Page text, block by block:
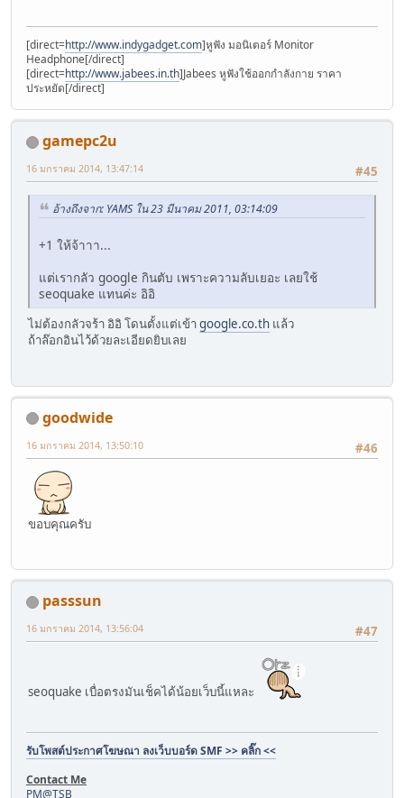
[direct=http://www.indygadget.com]หูฟัง มอนิเตอร์ Monitor
Headphone[/direct]
[direct=http://www.jabees.in.th]Jabees หูฟังใช้ออกกำลังกาย ราคา
ประหยัด[/direct]
gamepc2u
#45
16 มกราคม 2014, 13:47:14
อ้างถึงจาก: YAMS ใน 23 มีนาคม 2011, 03:14:09
+1 ให้จ้าาา...
แต่เรากลัว google กินตับ เพราะความลับเยอะ เลยใช้
seoquake แทนค่ะ อิอิ
ไม่ต้องกลัวจร้า อิอิ โดนตั้งแต่เข้าgoogle.co.th แล้ว
ถ้าล๊อกอินไว้ด้วยละเอียดยิบเลย
goodwide
#46
16 มกราคม 2014, 13:50:10
ขอบคุณครับ
passsun
#47
16 มกราคม 2014, 13:56:04
seoquake เบื่อตรงมันเช็คได้น้อยเว็บนี้แหละ
รับโพสต์ประกาศโฆษณา ลงเว็บบอร์ด SMF >> คลิ๊ก <<
Contact Me
PM@TSB